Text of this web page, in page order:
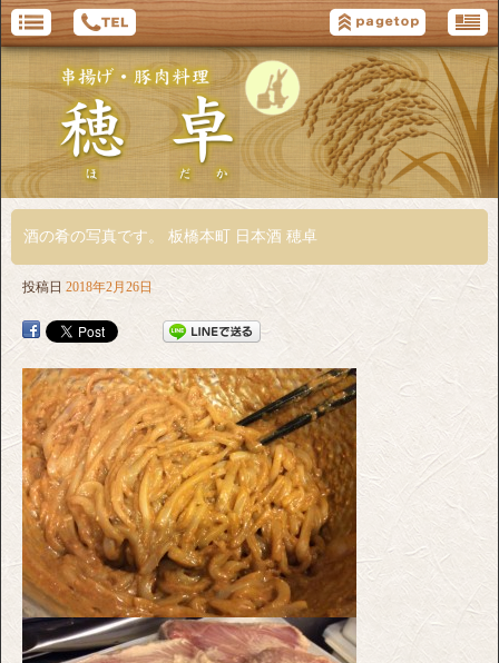
酒の肴の写真です。 板橋本町 日本酒 穂卓
投稿日 2018年2月26日